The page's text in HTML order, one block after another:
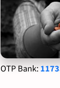
OTP Bank: